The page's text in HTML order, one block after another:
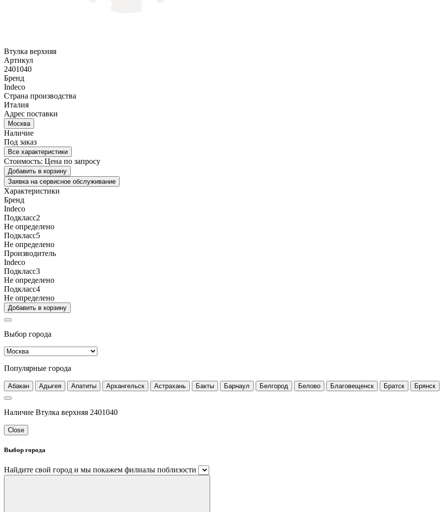
Втулка верхняя
Артикул
2401040
Бренд
Indeco
Страна производства
Италия
Адрес поставки
Москва
Наличие
Под заказ
Все характеристики
Стоимость: Цена по запросу
Добавить в корзину
Заявка на сервисное обслуживание
Характеристики
Бренд
Indeco
Подкласс2
Не определено
Подкласс5
Не определено
Производитель
Indeco
Подкласс3
Не определено
Подкласс4
Не определено
Добавить в корзину
Выбор города
Популярные города
Абакан Адыгея Апатиты Архангельск Астрахань Бакты Барнаул Белгород Белово Благовещенск Братск Брянск
Наличие Втулка верхняя 2401040
Close
Выбор города
Найдите свой город и мы покажем филиалы поблизости